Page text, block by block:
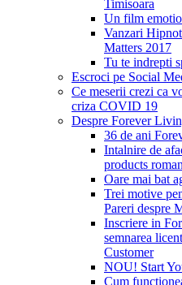
Timisoara
Un film
Vanzari
Matters 2017
Tu te indrepti
Escroci pe Social
Ce meserii crezi ca
criza COVID 19
Despre Forever
36 de ani
Intalnire de
products
Oare mai bat
Trei motive
Pareri despre
Inscriere in
semnarea
Customer
NOU! Start
Cum